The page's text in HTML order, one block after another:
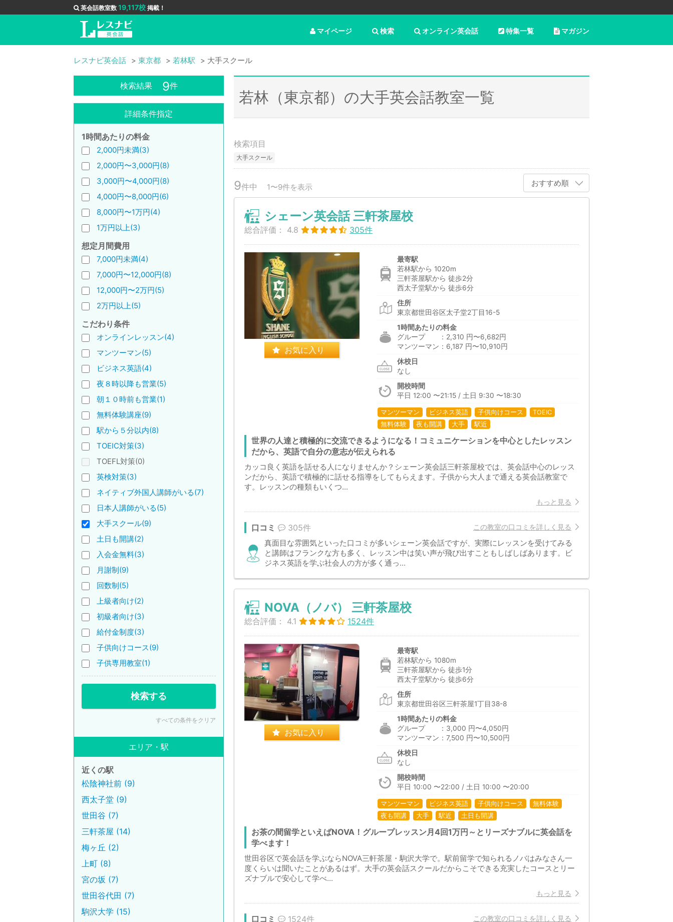
英会話教室数 19,117校 掲載！
マガジン
特集一覧
オンライン英会話
検索
マイページ
レスナビ英会話 東京都 若林駅 大手スクール
検索結果 9件
詳細条件指定
1時間あたりの料金
2,000円未満(3)
2,000円〜3,000円(8)
3,000円〜4,000円(8)
4,000円〜8,000円(6)
8,000円〜1万円(4)
1万円以上(3)
想定月間費用
7,000円未満(4)
7,000円〜12,000円(8)
12,000円〜2万円(5)
2万円以上(5)
こだわり条件
オンラインレッスン(4)
マンツーマン(5)
ビジネス英語(4)
夜８時以降も営業(5)
朝１０時前も営業(1)
無料体験講座(9)
駅から５分以内(8)
TOEIC対策(3)
TOEFL対策(0)
英検対策(3)
ネイティブ外国人講師がいる(7)
日本人講師がいる(5)
大手スクール(9)
土日も開講(2)
入会金無料(3)
月謝制(9)
回数制(5)
上級者向け(2)
初級者向け(3)
給付金制度(3)
子供向けコース(9)
子供専用教室(1)
検索する
すべての条件をクリア
エリア・駅
近くの駅
松陰神社前 (9)
西太子堂 (9)
世田谷 (7)
三軒茶屋 (14)
梅ヶ丘 (2)
上町 (8)
宮の坂 (7)
世田谷代田 (7)
駒沢大学 (15)
若林（東京都）の大手英会話教室一覧
検索項目
大手スクール
9件中 1〜9件を表示 おすすめ順
シェーン英会話 三軒茶屋校
総合評価： 4.8 305件
お気に入り
最寄駅
若林駅から 1020m
三軒茶屋駅から 徒歩2分
西太子堂駅から 徒歩6分
住所
東京都世田谷区太子堂2丁目16-5
1時間あたりの料金
グループ ：2,310 円〜6,682円
マンツーマン：6,187 円〜10,910円
休校日
なし
開校時間
平日 12:00 〜21:15 / 土日 9:30 〜18:30
マンツーマン ビジネス英語 子供向けコース
TOEIC
無料体験
夜も開講 大手 駅近
世界の人達と積極的に交流できるようになる！コミュニケーションを中心としたレッスン
だから、英語で自分の意志が伝えられる
カッコ良く英語を話せる人になりませんか？シェーン英会話三軒茶屋校では、英会話中心のレッス
ンだから、英語で積極的に話せる指導をしてもらえます。子供から大人まで通える英会話教室で
す。レッスンの種類もいくつ...
もっと見る
この教室の口コミを詳しく見る
口コミ 305件
真面目な雰囲気といった口コミが多いシェーン英会話ですが、実際にレッスンを受けてみる
と講師はフランクな方も多く、レッスン中は笑い声が飛び出すこともしばしばあります。ビ
ジネス英語を学ぶ社会人の方が多く通っ...
NOVA（ノバ） 三軒茶屋校
総合評価： 4.1 1524件
お気に入り
最寄駅
若林駅から 1080m
三軒茶屋駅から 徒歩1分
西太子堂駅から 徒歩6分
住所
東京都世田谷区三軒茶屋1丁目38-8
1時間あたりの料金
グループ ：3,000 円〜4,050円
マンツーマン：7,500 円〜10,500円
休校日
なし
開校時間
平日 10:00 〜22:00 / 土日 10:00 〜20:00
マンツーマン ビジネス英語 子供向けコース
無料体験
夜も開講
大手 駅近 土日も開講
お茶の間留学といえばNOVA！グループレッスン月4回1万円～とリーズナブルに英会話を
学べます！
世田谷区で英会話を学ぶならNOVA三軒茶屋・駒沢大学で。駅前留学で知られるノバはみなさん一
度くらいは聞いたことがあるはず。大手の英会話スクールだからこそできる充実したコースとリー
ズナブルで安心して学べ...
もっと見る
この教室の口コミを詳しく見る
口コミ 1524件